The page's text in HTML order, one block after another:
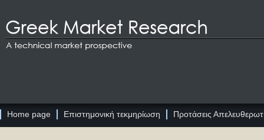
Home page Επιστημονική τεκμηρίωση Προτάσεις